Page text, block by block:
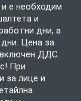
е необходим
и
дни, а
Цена за
ДДС.
При
за лице и